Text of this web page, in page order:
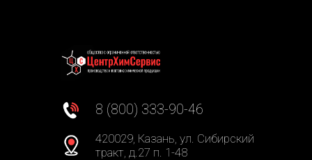
8 (800) 333-90-46
420029, Казань, ул. Сибирский
тракт, д.27 п. 1-48